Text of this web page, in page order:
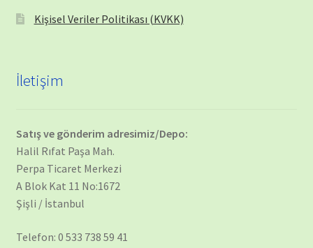
Kişisel Veriler Politikası (KVKK)
İletişim
Satış ve gönderim adresimiz/Depo:
Halil Rıfat Paşa Mah.
Perpa Ticaret Merkezi
A Blok Kat 11 No:1672
Şişli / İstanbul
Telefon: 0 533 738 59 41